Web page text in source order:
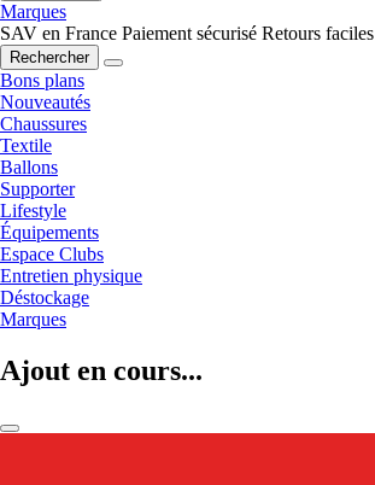
Marques
SAV en France Paiement sécurisé Retours faciles
Rechercher
Bons plans
Nouveautés
Chaussures
Textile
Ballons
Supporter
Lifestyle
Équipements
Espace Clubs
Entretien physique
Déstockage
Marques
Ajout en cours...